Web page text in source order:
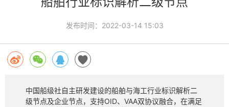
发布时间： 2022-03-14 15:03
中国船级社自主研发建设的船舶与海工行业标识解析二
级节点及企业节点，支持OID、VAA双协议融合，在满足